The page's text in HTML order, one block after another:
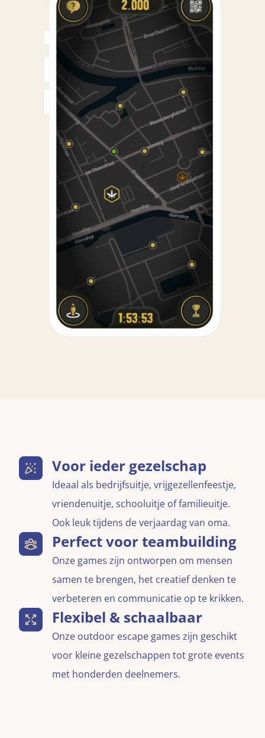
Voor ieder gezelschap
Ideaal als bedrijfsuitje, vrijgezellenfeestje,
vriendenuitje, schooluitje of familieuitje.
Ook leuk tijdens de verjaardag van oma.
Perfect voor teambuilding
Onze games zijn ontworpen om mensen
samen te brengen, het creatief denken te
verbeteren en communicatie op te krikken.
Flexibel & schaalbaar
Onze outdoor escape games zijn geschikt
voor kleine gezelschappen tot grote events
met honderden deelnemers.